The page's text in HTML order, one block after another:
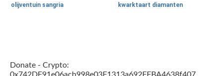
olijventuin sangria kwarktaart diamanten
Donate - Crypto: